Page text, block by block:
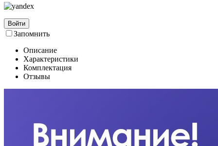
Войти
Запомнить
Описание
Характеристики
Комплектация
Отзывы